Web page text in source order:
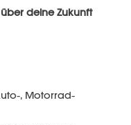
deine Zukunft
, Motorrad-